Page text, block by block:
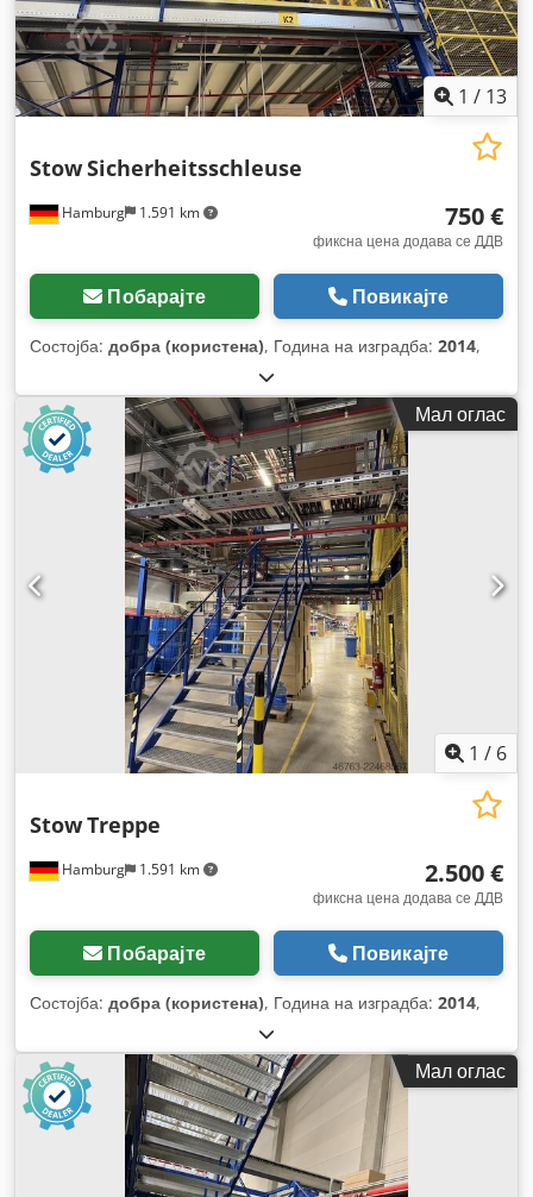
1 / 13
Hamburg 1.591 km
StowSicherheitsschleuse
750 €
фиксна цена додава се ДДВ
Побарајте Повикајте
Состојба: добра (користена), Година на изградба: 2014,
Мал оглас
1 / 6
Hamburg 1.591 km
StowTreppe
2.500 €
фиксна цена додава се ДДВ
Побарајте Повикајте
Состојба: добра (користена), Година на изградба: 2014,
Мал оглас